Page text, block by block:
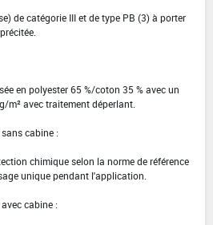
de catégorie III et de type PB (3) à porter
en polyester 65 %/coton 35 % avec un
m² avec traitement déperlant.
cabine :
chimique selon la norme de référence
unique pendant l'application.
cabine :